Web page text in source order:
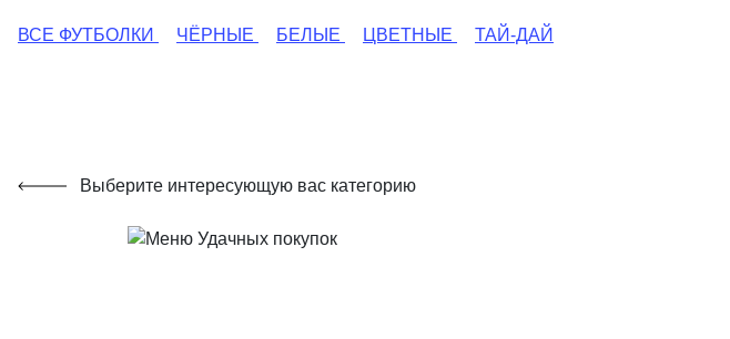
ВСЕ ФУТБОЛКИ ЧЁРНЫЕ БЕЛЫЕ ЦВЕТНЫЕ ТАЙ-ДАЙ
Выберите интересующую вас категорию